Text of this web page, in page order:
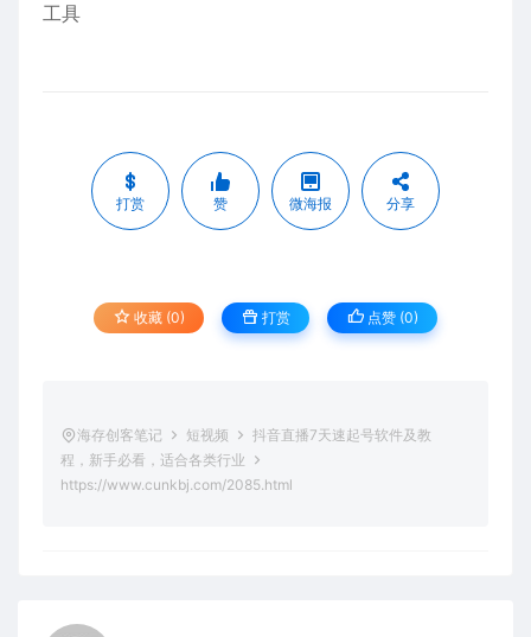
工具
打赏 赞 微海报 分享
收藏 (0) 打赏 点赞 (0)
海存创客笔记 短视频
抖音直播7天速起号软件及教
程，新手必看，适合各类行业
https://www.cunkbj.com/2085.html